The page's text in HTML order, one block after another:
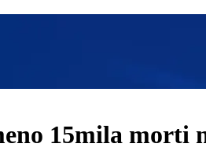
15mila morti